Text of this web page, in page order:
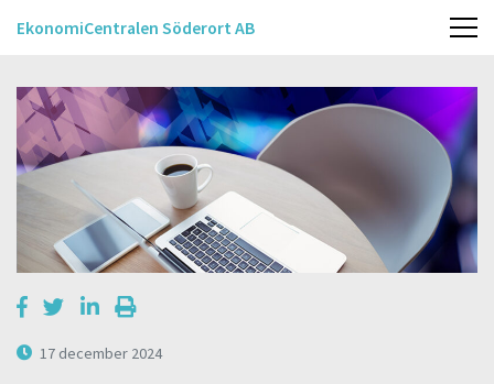
EkonomiCentralen Söderort AB
17 december 2024